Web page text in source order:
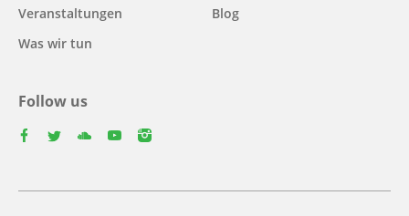
Veranstaltungen
Was wir tun
Blog
Follow us